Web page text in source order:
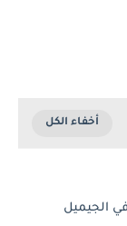
في الجيميل